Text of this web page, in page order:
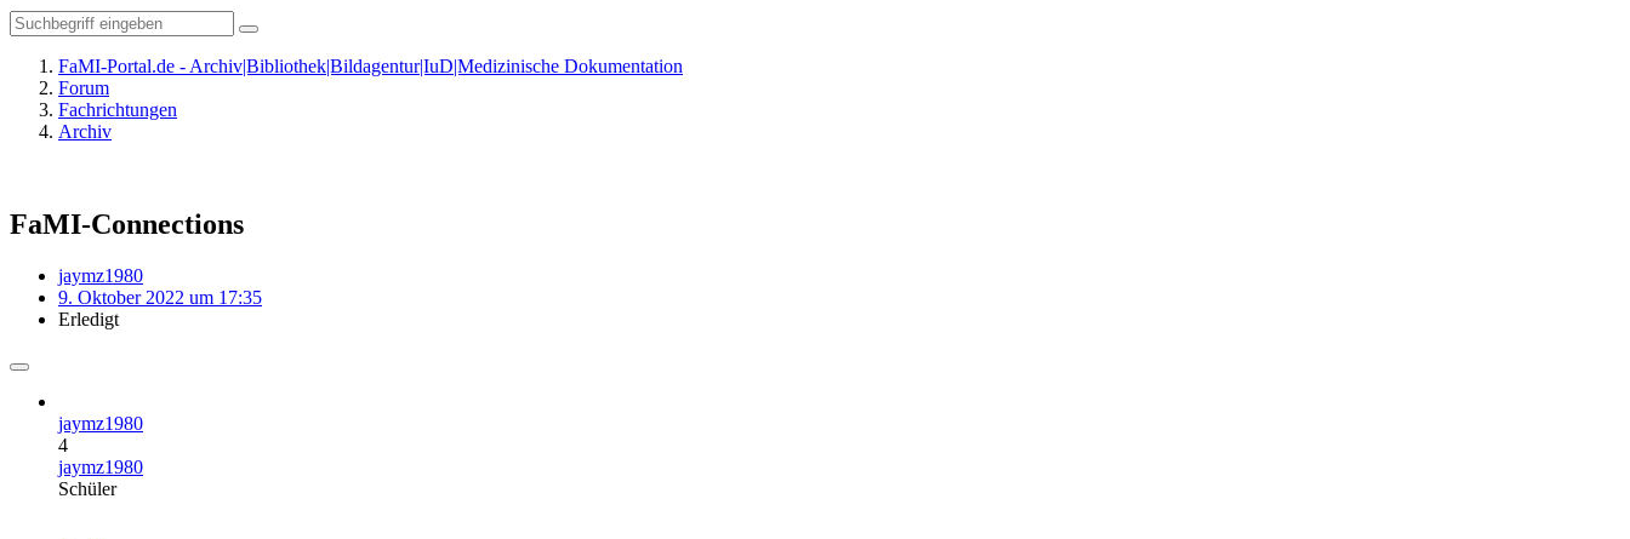
FaMI-Portal.de - Archiv|Bibliothek|Bildagentur|IuD|Medizinische Dokumentation
Forum
Fachrichtungen
Archiv
FaMI-Connections
jaymz1980
9. Oktober 2022 um 17:35
Erledigt
jaymz1980
4
jaymz1980
Schüler